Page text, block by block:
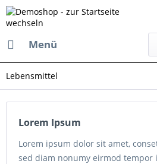
Menü
Lebensmittel
Lorem Ipsum
Lorem ipsum dolor sit amet,
sed diam nonumy eirmod